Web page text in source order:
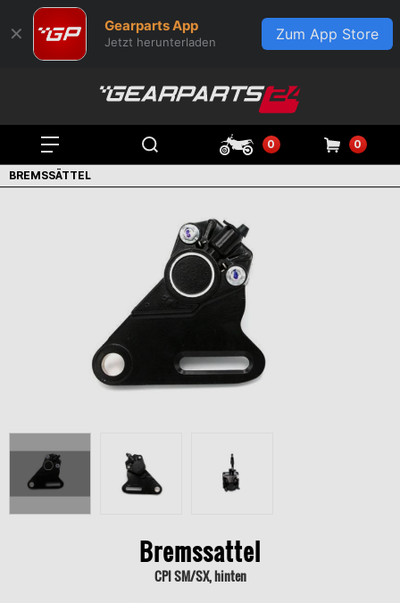
✕ Gearparts App
Jetzt herunterladen Zum App Store
0 0
BREMSSÄTTEL
Bremssattel
CPI SM/SX, hinten